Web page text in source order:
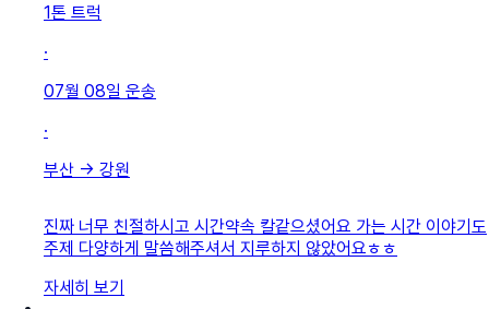
1톤 트럭
·
07월 08일 운송
·
부산 → 강원
진짜 너무 친절하시고 시간약속 칼같으셨어요 가는 시간 이야기도
주제 다양하게 말씀해주셔서 지루하지 않았어요ㅎㅎ
자세히 보기